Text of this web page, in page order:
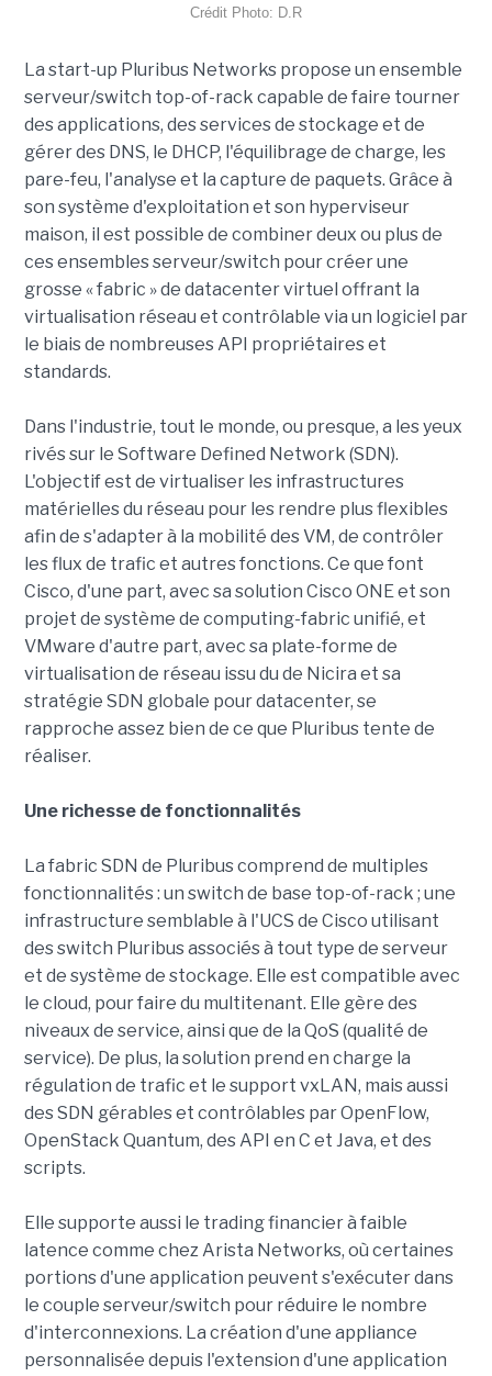
Crédit Photo: D.R
La start-up Pluribus Networks propose un ensemble
serveur/switch top-of-rack capable de faire tourner
des applications, des services de stockage et de
gérer des DNS, le DHCP, l'équilibrage de charge, les
pare-feu, l'analyse et la capture de paquets. Grâce à
son système d'exploitation et son hyperviseur
maison, il est possible de combiner deux ou plus de
ces ensembles serveur/switch pour créer une
grosse « fabric » de datacenter virtuel offrant la
virtualisation réseau et contrôlable via un logiciel par
le biais de nombreuses API propriétaires et
standards.
Dans l'industrie, tout le monde, ou presque, a les yeux
rivés sur le Software Defined Network (SDN).
L'objectif est de virtualiser les infrastructures
matérielles du réseau pour les rendre plus flexibles
afin de s'adapter à la mobilité des VM, de contrôler
les flux de trafic et autres fonctions. Ce que font
Cisco, d'une part, avec sa solution Cisco ONE et son
projet de système de computing-fabric unifié, et
VMware d'autre part, avec sa plate-forme de
virtualisation de réseau issu du de Nicira et sa
stratégie SDN globale pour datacenter, se
rapproche assez bien de ce que Pluribus tente de
réaliser.
Une richesse de fonctionnalités
La fabric SDN de Pluribus comprend de multiples
fonctionnalités : un switch de base top-of-rack ; une
infrastructure semblable à l'UCS de Cisco utilisant
des switch Pluribus associés à tout type de serveur
et de système de stockage. Elle est compatible avec
le cloud, pour faire du multitenant. Elle gère des
niveaux de service, ainsi que de la QoS (qualité de
service). De plus, la solution prend en charge la
régulation de trafic et le support vxLAN, mais aussi
des SDN gérables et contrôlables par OpenFlow,
OpenStack Quantum, des API en C et Java, et des
scripts.
Elle supporte aussi le trading financier à faible
latence comme chez Arista Networks, où certaines
portions d'une application peuvent s'exécuter dans
le couple serveur/switch pour réduire le nombre
d'interconnexions. La création d'une appliance
personnalisée depuis l'extension d'une application